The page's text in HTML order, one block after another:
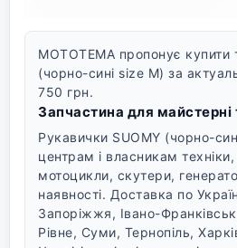
MOTOTEMA пропонує купити
(чорно-сині size M) за
750 грн.
Запчастина для
Рукавички SUOMY (чорно-
центрам і власникам
мотоцикли, скутери,
наявності. Доставка по
Запоріжжя, Івано-
Рівне, Суми, Тернопіль,